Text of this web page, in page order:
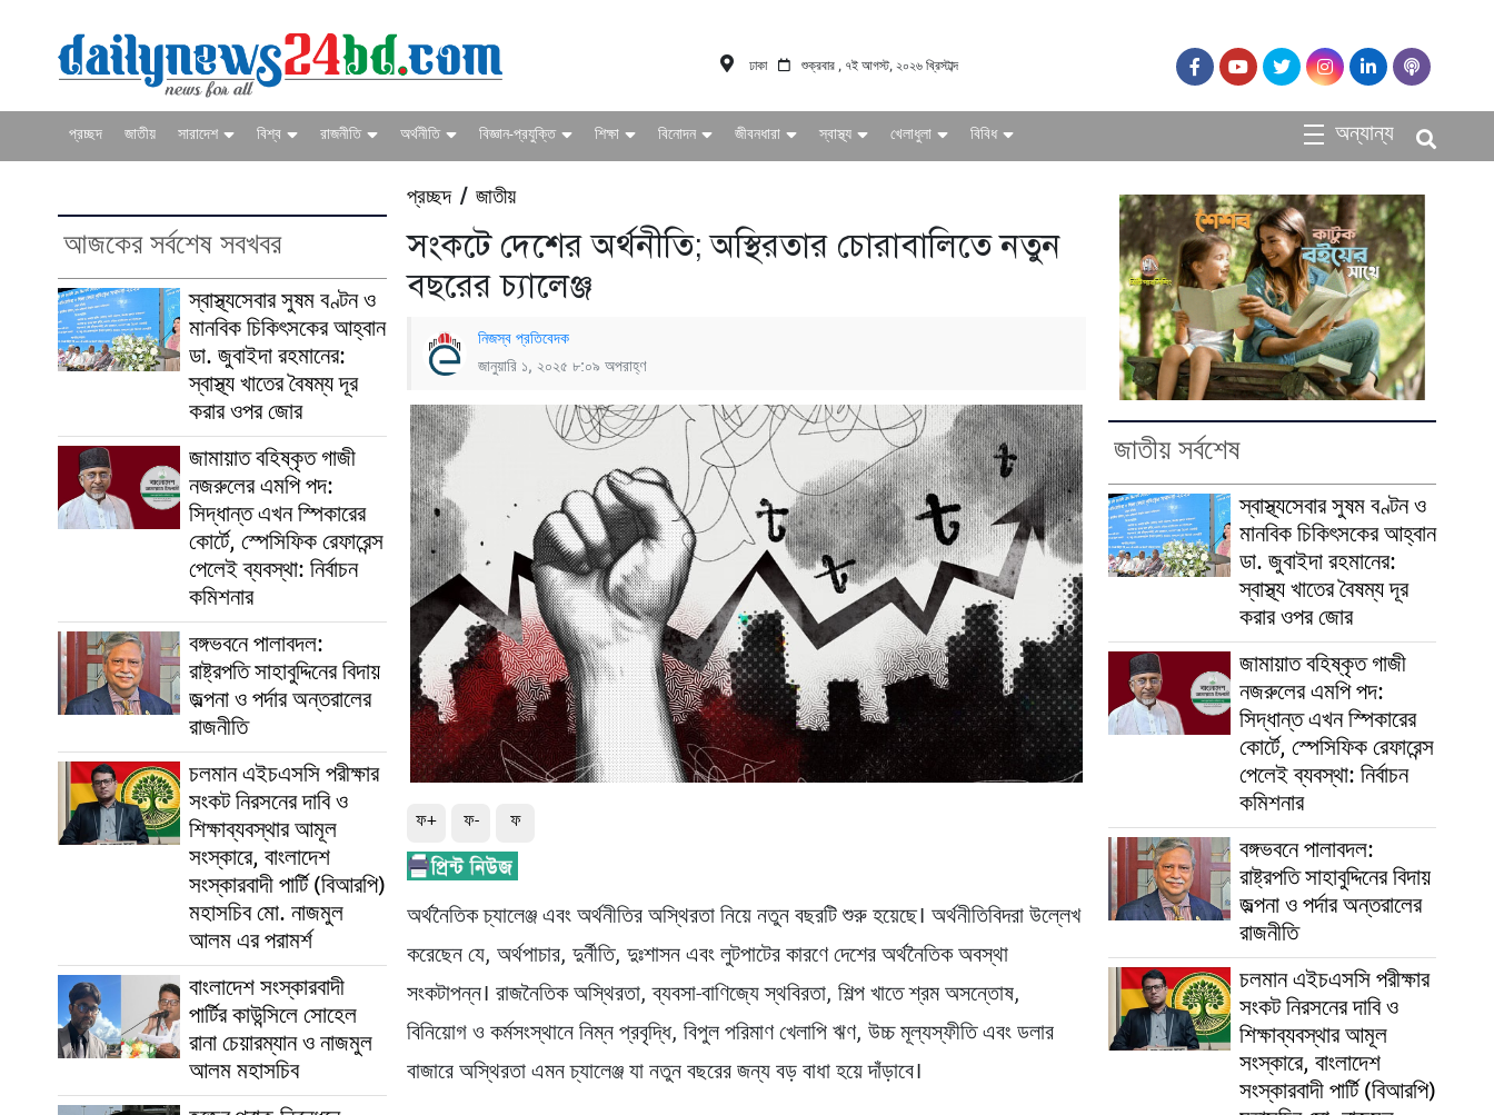
ঢাকা শুক্রবার , ৭ই আগস্ট, ২০২৬ খ্রিস্টাব্দ
প্রচ্ছদ জাতীয় সারাদেশ বিশ্ব রাজনীতি অর্থনীতি বিজ্ঞান-প্রযুক্তি শিক্ষা বিনোদন জীবনধারা স্বাস্থ্য খেলাধুলা বিবিধ অন্যান্য
আজকের সর্বশেষ সবখবর
স্বাস্থ্যসেবার সুষম বণ্টন ও
মানবিক চিকিৎসকের আহ্বান
ডা. জুবাইদা রহমানের:
স্বাস্থ্য খাতের বৈষম্য দূর
করার ওপর জোর
জামায়াত বহিষ্কৃত গাজী
নজরুলের এমপি পদ:
সিদ্ধান্ত এখন স্পিকারের
কোর্টে, স্পেসিফিক রেফারেন্স
পেলেই ব্যবস্থা: নির্বাচন
কমিশনার
বঙ্গভবনে পালাবদল:
রাষ্ট্রপতি সাহাবুদ্দিনের বিদায়
জল্পনা ও পর্দার অন্তরালের
রাজনীতি
চলমান এইচএসসি পরীক্ষার
সংকট নিরসনের দাবি ও
শিক্ষাব্যবস্থার আমূল
সংস্কারে, বাংলাদেশ
সংস্কারবাদী পার্টি (বিআরপি)
মহাসচিব মো. নাজমুল
আলম এর পরামর্শ
বাংলাদেশ সংস্কারবাদী
পার্টির কাউন্সিলে সোহেল
রানা চেয়ারম্যান ও নাজমুল
আলম মহাসচিব
প্রচ্ছদ/জাতীয়
সংকটে দেশের অর্থনীতি; অস্থিরতার চোরাবালিতে নতুন
বছরের চ্যালেঞ্জ
নিজস্ব প্রতিবেদক
জানুয়ারি ১, ২০২৫ ৮:০৯ অপরাহ্ণ
ফ+ ফ- ফ
অর্থনৈতিক চ্যালেঞ্জ এবং অর্থনীতির অস্থিরতা নিয়ে নতুন বছরটি শুরু হয়েছে। অর্থনীতিবিদরা উল্লেখ
করেছেন যে, অর্থপাচার, দুর্নীতি, দুঃশাসন এবং লুটপাটের কারণে দেশের অর্থনৈতিক অবস্থা
সংকটাপন্ন। রাজনৈতিক অস্থিরতা, ব্যবসা-বাণিজ্যে স্থবিরতা, শিল্প খাতে শ্রম অসন্তোষ,
বিনিয়োগ ও কর্মসংস্থানে নিম্ন প্রবৃদ্ধি, বিপুল পরিমাণ খেলাপি ঋণ, উচ্চ মূল্যস্ফীতি এবং ডলার
বাজারে অস্থিরতা এমন চ্যালেঞ্জ যা নতুন বছরের জন্য বড় বাধা হয়ে দাঁড়াবে।
জাতীয় সর্বশেষ
স্বাস্থ্যসেবার সুষম বণ্টন ও
মানবিক চিকিৎসকের আহ্বান
ডা. জুবাইদা রহমানের:
স্বাস্থ্য খাতের বৈষম্য দূর
করার ওপর জোর
জামায়াত বহিষ্কৃত গাজী
নজরুলের এমপি পদ:
সিদ্ধান্ত এখন স্পিকারের
কোর্টে, স্পেসিফিক রেফারেন্স
পেলেই ব্যবস্থা: নির্বাচন
কমিশনার
বঙ্গভবনে পালাবদল:
রাষ্ট্রপতি সাহাবুদ্দিনের বিদায়
জল্পনা ও পর্দার অন্তরালের
রাজনীতি
চলমান এইচএসসি পরীক্ষার
সংকট নিরসনের দাবি ও
শিক্ষাব্যবস্থার আমূল
সংস্কারে, বাংলাদেশ
সংস্কারবাদী পার্টি (বিআরপি)